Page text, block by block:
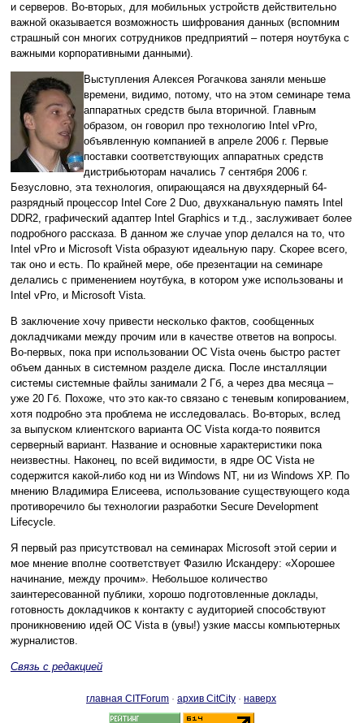
и серверов. Во-вторых, для мобильных устройств действительно
важной оказывается возможность шифрования данных (вспомним
страшный сон многих сотрудников предприятий – потеря ноутбука с
важными корпоративными данными).
Выступления Алексея Рогачкова заняли меньше
времени, видимо, потому, что на этом семинаре тема
аппаратных средств была вторичной. Главным
образом, он говорил про технологию Intel vPro,
объявленную компанией в апреле 2006 г. Первые
поставки соответствующих аппаратных средств
дистрибьюторам начались 7 сентября 2006 г.
Безусловно, эта технология, опирающаяся на двухядерный 64-
разрядный процессор Intel Core 2 Duo, двухканальную память Intel
DDR2, графический адаптер Intel Graphics и т.д., заслуживает более
подробного рассказа. В данном же случае упор делался на то, что
Intel vPro и Microsoft Vista образуют идеальную пару. Скорее всего,
так оно и есть. По крайней мере, обе презентации на семинаре
делались с применением ноутбука, в котором уже использованы и
Intel vPro, и Microsoft Vista.
В заключение хочу привести несколько фактов, сообщенных
докладчиками между прочим или в качестве ответов на вопросы.
Во-первых, пока при использовании ОС Vista очень быстро растет
объем данных в системном разделе диска. После инсталляции
системы системные файлы занимали 2 Гб, а через два месяца –
уже 20 Гб. Похоже, что это как-то связано с теневым копированием,
хотя подробно эта проблема не исследовалась. Во-вторых, вслед
за выпуском клиентского варианта ОС Vista когда-то появится
серверный вариант. Название и основные характеристики пока
неизвестны. Наконец, по всей видимости, в ядре ОС Vista не
содержится какой-либо код ни из Windows NT, ни из Windows XP. По
мнению Владимира Елисеева, использование существующего кода
противоречило бы технологии разработки Secure Development
Lifecycle.
Я первый раз присутствовал на семинарах Microsoft этой серии и
мое мнение вполне соответствует Фазилю Искандеру: «Хорошее
начинание, между прочим». Небольшое количество
заинтересованной публики, хорошо подготовленные доклады,
готовность докладчиков к контакту с аудиторией способствуют
проникновению идей ОС Vista в (увы!) узкие массы компьютерных
журналистов.
Связь с редакцией
главная CITForum · архив CitCity · наверх